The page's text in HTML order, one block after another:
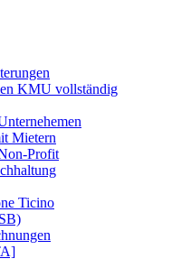
KMU vollständig
Mietern
Profit
Ticino